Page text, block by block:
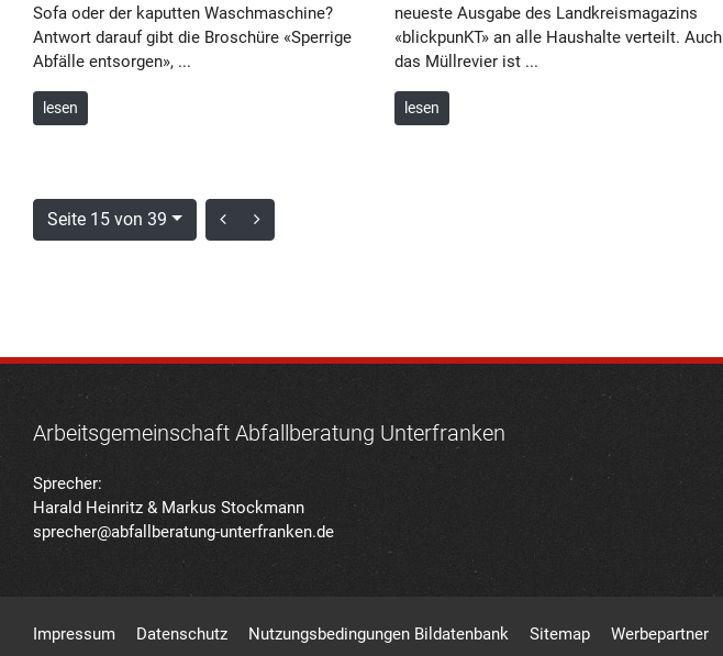
Sofa oder der kaputten Waschmaschine?
Antwort darauf gibt die Broschüre «Sperrige
Abfälle entsorgen», ...
lesen
neueste Ausgabe des Landkreismagazins
«blickpunKT» an alle Haushalte verteilt. Auch
das Müllrevier ist ...
lesen
Seite 15 von 39
Arbeitsgemeinschaft Abfallberatung Unterfranken
Sprecher:
Harald Heinritz & Markus Stockmann
sprecher@abfallberatung-unterfranken.de
Impressum Datenschutz Nutzungsbedingungen Bildatenbank Sitemap Werbepartner